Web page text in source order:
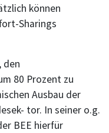
können
Sharings
den
80 Prozent zu
Ausbau der
tor. In seiner o.g.
BEE hierfür